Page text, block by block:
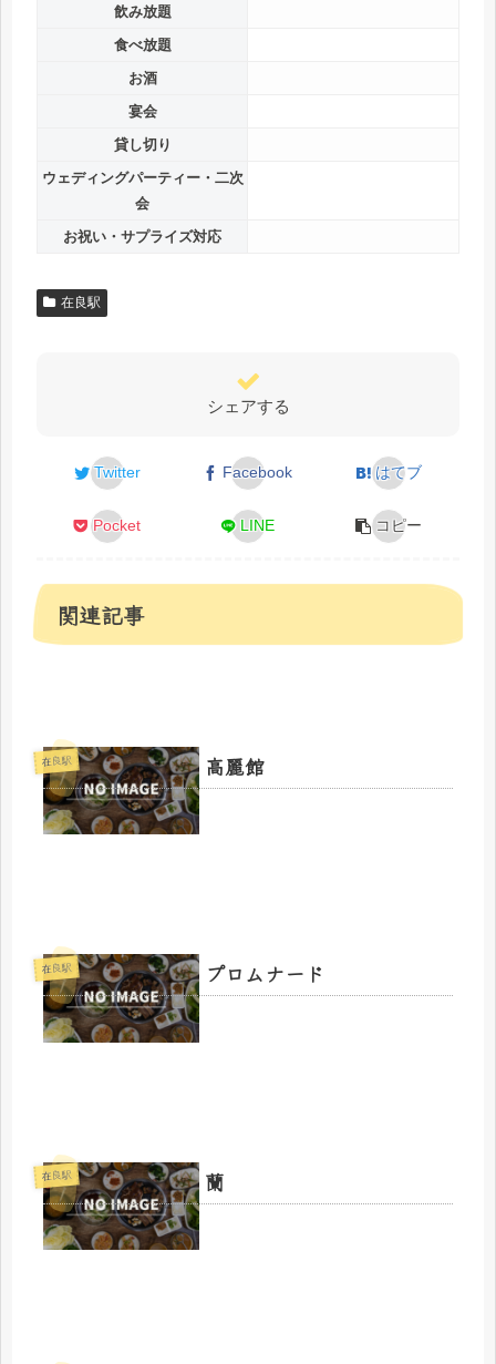
飲み放題
食べ放題
お酒
宴会
貸し切り
ウェディングパーティー・二次
会
お祝い・サプライズ対応
在良駅
シェアする
Twitter Facebook はてブ
Pocket LINE コピー
関連記事
在良駅 高麗館
在良駅 プロムナード
在良駅 蘭